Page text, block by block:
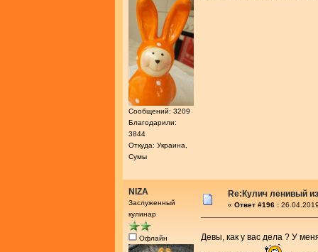
Сообщений: 3209
Благодарили:
3844
Откуда: Украина,
Сумы
NIZA
Заслуженный
кулинар
Офлайн
Re:Кулич ленивый
« Ответ #196 :
Девы, как у вас дела ? У